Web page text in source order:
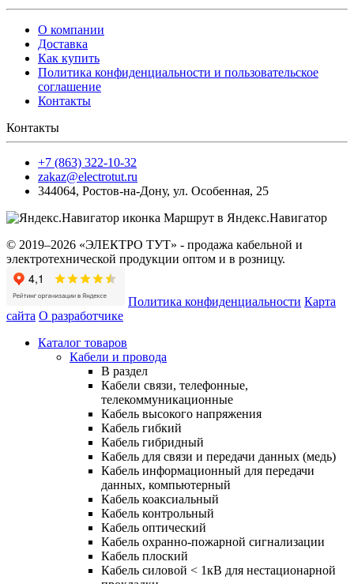
О компании
Доставка
Как купить
Политика конфиденциальности и пользовательское
соглашение
Контакты
Контакты
+7 (863) 322-10-32
zakaz@electrotut.ru
344064, Ростов-на-Дону, ул. Особенная, 25
Маршрут в Яндекс.Навигатор
© 2019–2026 «ЭЛЕКТРО ТУТ» - продажа кабельной и
электротехнической продукции оптом и в розницу.
Политика конфиденциальности Карта
сайта О разработчике
Каталог товаров
Кабели и провода
В раздел
Кабели связи, телефонные,
телекоммуникационные
Кабель высокого напряжения
Кабель гибкий
Кабель гибридный
Кабель для связи и передачи данных (медь)
Кабель информационный для передачи
данных, компьютерный
Кабель коаксиальный
Кабель контрольный
Кабель оптический
Кабель охранно-пожарной сигнализации
Кабель плоский
Кабель силовой < 1кВ для нестационарной